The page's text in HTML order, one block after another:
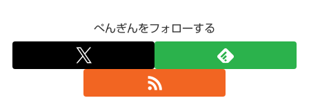
ぺんぎんをフォローする